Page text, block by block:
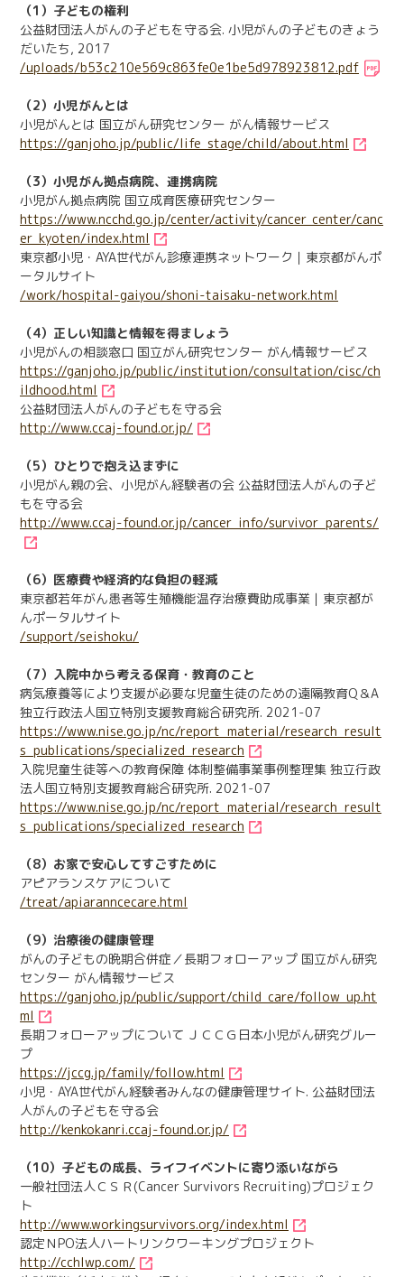
（1）子どもの権利
公益財団法人がんの子どもを守る会. 小児がんの子どものきょう
だいたち, 2017
/uploads/b53c210e569c863fe0e1be5d978923812.pdf
（2）小児がんとは
小児がんとは 国立がん研究センター がん情報サービス
https://ganjoho.jp/public/life_stage/child/about.html
（3）小児がん拠点病院、連携病院
小児がん拠点病院 国立成育医療研究センター
https://www.ncchd.go.jp/center/activity/cancer_center/canc
er_kyoten/index.html
東京都小児・AYA世代がん診療連携ネットワーク｜東京都がんポ
ータルサイト
/work/hospital-gaiyou/shoni-taisaku-network.html
（4）正しい知識と情報を得ましょう
小児がんの相談窓口 国立がん研究センター がん情報サービス
https://ganjoho.jp/public/institution/consultation/cisc/ch
ildhood.html
公益財団法人がんの子どもを守る会
http://www.ccaj-found.or.jp/
（5）ひとりで抱え込まずに
小児がん親の会、小児がん経験者の会 公益財団法人がんの子ど
もを守る会
http://www.ccaj-found.or.jp/cancer_info/survivor_parents/
（6）医療費や経済的な負担の軽減
東京都若年がん患者等生殖機能温存治療費助成事業｜東京都が
んポータルサイト
/support/seishoku/
（7）入院中から考える保育・教育のこと
病気療養等により支援が必要な児童生徒のための遠隔教育Q＆A
独立行政法人国立特別支援教育総合研究所. 2021-07
https://www.nise.go.jp/nc/report_material/research_result
s_publications/specialized_research
入院児童生徒等への教育保障 体制整備事業事例整理集 独立行政
法人国立特別支援教育総合研究所. 2021-07
https://www.nise.go.jp/nc/report_material/research_result
s_publications/specialized_research
（8）お家で安心してすごすために
アピアランスケアについて
/treat/apiaranncecare.html
（9）治療後の健康管理
がんの子どもの晩期合併症／長期フォローアップ 国立がん研究
センター がん情報サービス
https://ganjoho.jp/public/support/child_care/follow_up.ht
ml
長期フォローアップについて ＪＣＣＧ日本小児がん研究グルー
プ
https://jccg.jp/family/follow.html
小児・AYA世代がん経験者みんなの健康管理サイト. 公益財団法
人がんの子どもを守る会
http://kenkokanri.ccaj-found.or.jp/
（10）子どもの成長、ライフイベントに寄り添いながら
一般社団法人ＣＳＲ(Cancer Survivors Recruiting)プロジェク
ト
http://www.workingsurvivors.org/index.html
認定ＮPO法人ハートリンクワーキングプロジェクト
http://cchlwp.com/